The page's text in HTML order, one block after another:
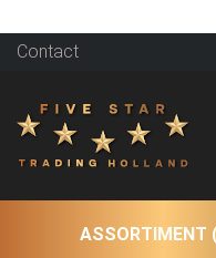
Contact
ASSORTIMENT